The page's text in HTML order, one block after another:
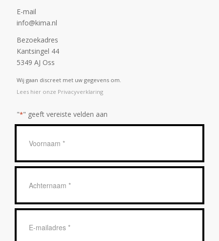
E-mail
info@kima.nl
Bezoekadres
Kantsingel 44
5349 AJ Oss
Wij gaan discreet met uw gegevens om.
Lees hier onze Privacyverklaring
"*" geeft vereiste velden aan
mailadres